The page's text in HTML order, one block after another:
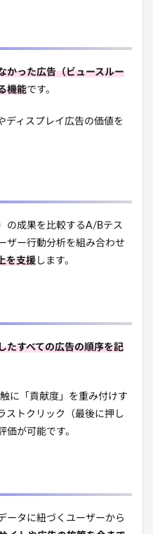
かった広告（ビュースルー
機能です。
ディスプレイ広告の価値を
の成果を比較するA/Bテス
ザー行動分析を組み合わせ
を支援 します。
たすべての広告の順序を記
に「貢献度」を重み付けす
ストクリック（最後に押し
価が可能です。
ータに紐づくユーザーから